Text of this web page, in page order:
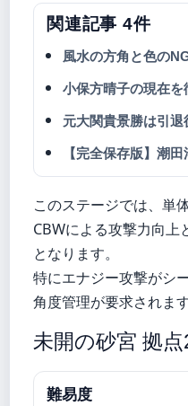
関連記事 4件
風水の方角と色の
小保方晴子の現在
元大関貴景勝は引
【完全保存版】潮
このステージでは、単
CBWによる攻撃力向
となります。
特にエナジー攻撃がシ
角度管理が要求されます
未開の砂宮 拠
難易度